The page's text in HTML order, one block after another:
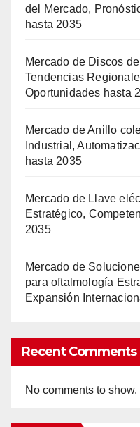
del Mercado,
hasta 2035
Mercado de Discos
Tendencias
Oportunidades hasta
Mercado de Anillo
Industrial,
hasta 2035
Mercado de Llave
Estratégico,
2035
Mercado de
para oftalmología
Expansión
Recent Comments
No comments to show.